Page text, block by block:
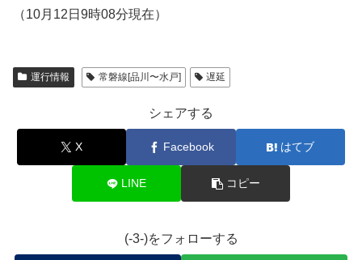
（10月12日9時08分現在）
運行情報 常磐線[品川〜水戸] 遅延
シェアする
X Facebook はてブ
LINE コピー
(-3-)をフォローする